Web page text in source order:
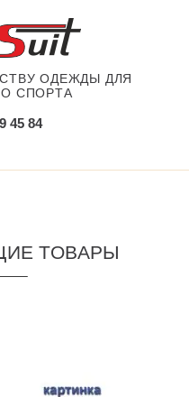
ОДЕЖДЫ ДЛЯ
СПОРТА
45 84
ТОВАРЫ